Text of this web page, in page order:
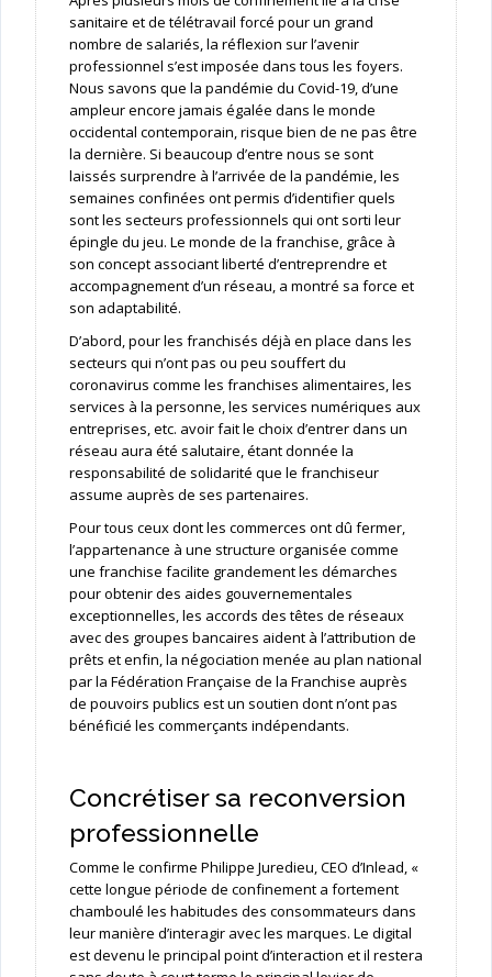
sanitaire et de télétravail forcé pour un grand
nombre de salariés, la réflexion sur l’avenir
professionnel s’est imposée dans tous les foyers.
Nous savons que la pandémie du Covid-19, d’une
ampleur encore jamais égalée dans le monde
occidental contemporain, risque bien de ne pas être
la dernière. Si beaucoup d’entre nous se sont
laissés surprendre à l’arrivée de la pandémie, les
semaines confinées ont permis d’identifier quels
sont les secteurs professionnels qui ont sorti leur
épingle du jeu. Le monde de la franchise, grâce à
son concept associant liberté d’entreprendre et
accompagnement d’un réseau, a montré sa force et
son adaptabilité.
D’abord, pour les franchisés déjà en place dans les
secteurs qui n’ont pas ou peu souffert du
coronavirus comme les franchises alimentaires, les
services à la personne, les services numériques aux
entreprises, etc. avoir fait le choix d’entrer dans un
réseau aura été salutaire, étant donnée la
responsabilité de solidarité que le franchiseur
assume auprès de ses partenaires.
Pour tous ceux dont les commerces ont dû fermer,
l’appartenance à une structure organisée comme
une franchise facilite grandement les démarches
pour obtenir des aides gouvernementales
exceptionnelles, les accords des têtes de réseaux
avec des groupes bancaires aident à l’attribution de
prêts et enfin, la négociation menée au plan national
par la Fédération Française de la Franchise auprès
de pouvoirs publics est un soutien dont n’ont pas
bénéficié les commerçants indépendants.
Concrétiser sa reconversion
professionnelle
Comme le confirme Philippe Juredieu, CEO d’Inlead, «
cette longue période de confinement a fortement
chamboulé les habitudes des consommateurs dans
leur manière d’interagir avec les marques. Le digital
est devenu le principal point d’interaction et il restera